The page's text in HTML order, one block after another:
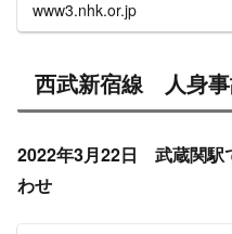
www3.nhk.or.jp
西武新宿線 人身事
2022年3月22日 武蔵関駅
わせ